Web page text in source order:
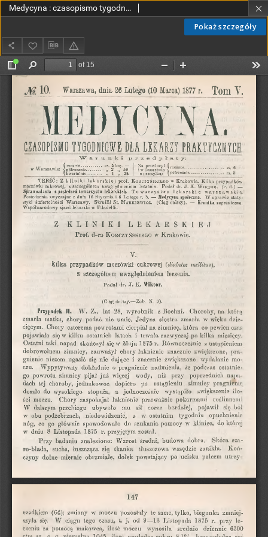
Pokaż szczegóły
Medycyna : czasopismo tygodniowe dla lekarzy praktycznych 1877, T. V, nr 10